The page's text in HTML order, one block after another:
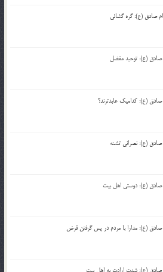
صادق (ع): گره گشائی
صادق (ع): توحید مفضل
صادق (ع): کدامیک عابدترند؟
صادق (ع): نصرانی تشنه
صادق (ع): دوستی اهل بیت
صادق (ع): مدارا با مردم در پس گرفتن قرض